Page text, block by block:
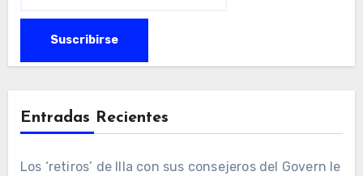
Entradas Recientes
Los ‘retiros’ de Illa con sus consejeros del Govern le